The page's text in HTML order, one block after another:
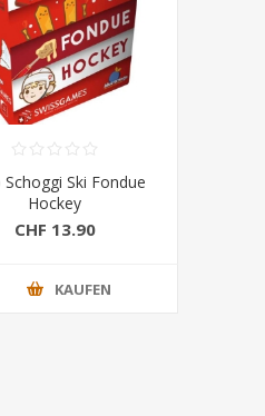
Schoggi Ski Fondue
Hockey
CHF 13.90
KAUFEN